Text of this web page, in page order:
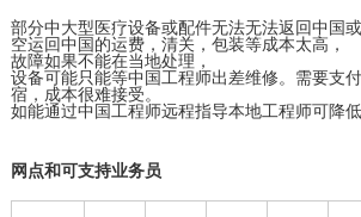
部分中大型医疗设备或配件无法无法返回中国或
空运回中国的运费，清关，包装等成本太高，
故障如果不能在当地处理，
设备可能只能等中国工程师出差维修。需要支
宿，成本很难接受。
如能通过中国工程师远程指导本地工程师可降低
网点和可支持业务员